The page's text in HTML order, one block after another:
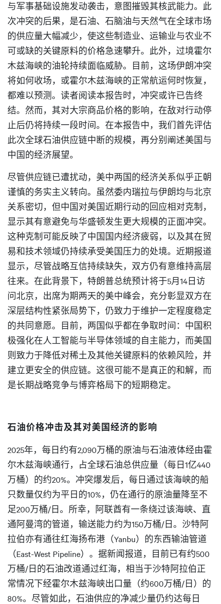
与军事基础设施发动袭击，意图摧毁其核武能力。此
次冲突的后果，是石油、石脑油与天然气在全球市场
的供应量大幅减少，使这些制造业、运输业与农业不
可或缺的关键原料的价格急速攀升。此外，过境霍尔
木兹海峡的油轮持续面临威胁。目前，这场伊朗冲突
将如何收场，或霍尔木兹海峡的正常航运何时恢复，
都难以预测。读者阅读本报告时，冲突或许已告终
结。然而，其对大宗商品价格的影响，在敌对行动停
止后仍将持续一段时间。在本报告中，我们首先评估
此次全球石油供应链中断的规模，再分别阐述美国与
中国的经济展望。
尽管供应链已遭扰动，美中两国的经济关系似乎正朝
谨慎的务实主义转向。虽然委内瑞拉与伊朗均与北京
关系密切，但中国对美国近期行动的回应相对克制，
显示其有意避免与华盛顿发生更大规模的正面冲突。
这种克制可能反映了中国国内经济疲弱，以及其在贸
易和技术领域仍持续承受美国压力的处境。近期报道
显示，尽管战略互信持续缺失，双方仍有意维持高层
往来。在此背景下，特朗普总统预计将于5月14日访
问北京，出席为期两天的美中峰会，充分彰显双方在
深层结构性紧张局势下，仍致力于维护一定程度稳定
的共同意愿。目前，两国似乎都在争取时间：中国积
极强化在人工智能与半导体领域的自主能力，而美国
则致力于降低对稀土及其他关键原料的依赖风险，并
建立更安全的供应链。这很可能不是真正的和解，而
是长期战略竞争与博弈格局下的短期稳定。
石油价格冲击及其对美国经济的影响
2025年，每日约有2,090万桶的原油与石油液体经由霍
尔木兹海峡通行，占全球石油总供应量（每日1亿440
万桶）的约20%。冲突爆发后，每日通过该海峡的船
只数量仅约为平日的10%，仍在通行的原油量降至不
足200万桶/日。所幸，阿联酋有一条绕过该海峡、直
通阿曼湾的管道，输送能力约为150万桶/日。沙特阿
拉伯亦有通往红海扬布港（Yanbu）的东西输油管道
（East-West Pipeline）。据新闻报道，目前已有约500
万桶/日的石油改道通过红海，相当于沙特阿拉伯正
常情况下经霍尔木兹海峡出口量（约600万桶/日）的
80%。尽管如此，石油供应的净减少量仍约达每日